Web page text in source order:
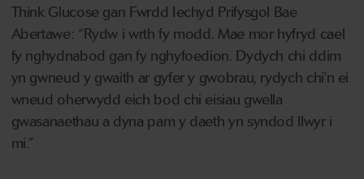
Think Glucose gan Fwrdd Iechyd Prifysgol Bae
Abertawe: “Rydw i wrth fy modd. Mae mor hyfryd cael
fy nghydnabod gan fy nghyfoedion. Dydych chi ddim
yn gwneud y gwaith ar gyfer y gwobrau, rydych chi'n ei
wneud oherwydd eich bod chi eisiau gwella
gwasanaethau a dyna pam y daeth yn syndod llwyr i
mi.”